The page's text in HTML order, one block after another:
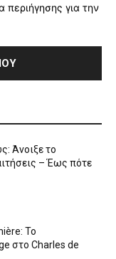
για την
Άνοιξε το
– Έως πότε
Το
στο Charles de